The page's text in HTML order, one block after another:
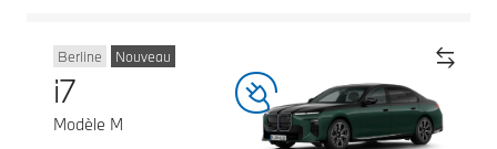
Berline Nouveau
i7
Modèle M